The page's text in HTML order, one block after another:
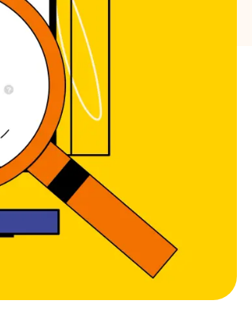
Ajuda
ask@scrambleup.com